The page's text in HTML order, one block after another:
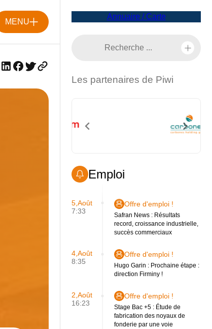
MENU
Annuaire / Carte
Les partenaires de Piwi
Emploi
5,Août
7:33
Offre d'emploi !
Safran News : Résultats
record, croissance industrielle,
succès commerciaux
4,Août
8:35
Offre d'emploi !
Hugo Garin : Prochaine étape :
direction Firminy !
2,Août
16:23
Offre d'emploi !
Stage Bac +5 : Étude de
fabrication des noyaux de
fonderie par une voie